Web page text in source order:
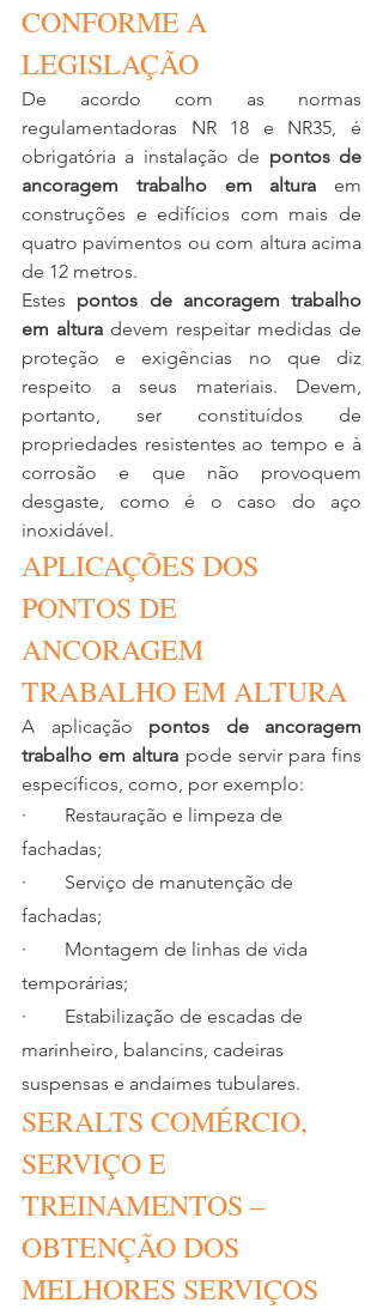
CONFORME A
LEGISLAÇÃO
De acordo com as normas
regulamentadoras NR 18 e NR35, é
obrigatória a instalação de pontos de
ancoragem trabalho em altura em
construções e edifícios com mais de
quatro pavimentos ou com altura acima
de 12 metros.
Estes pontos de ancoragem trabalho
em altura devem respeitar medidas de
proteção e exigências no que diz
respeito a seus materiais. Devem,
portanto, ser constituídos de
propriedades resistentes ao tempo e à
corrosão e que não provoquem
desgaste, como é o caso do aço
inoxidável.
APLICAÇÕES DOS
PONTOS DE
ANCORAGEM
TRABALHO EM ALTURA
A aplicação pontos de ancoragem
trabalho em altura pode servir para fins
específicos, como, por exemplo:
·        Restauração e limpeza de
fachadas;
·        Serviço de manutenção de
fachadas;
·        Montagem de linhas de vida
temporárias;
·        Estabilização de escadas de
marinheiro, balancins, cadeiras
suspensas e andaimes tubulares.
SERALTS COMÉRCIO,
SERVIÇO E
TREINAMENTOS –
OBTENÇÃO DOS
MELHORES SERVIÇOS